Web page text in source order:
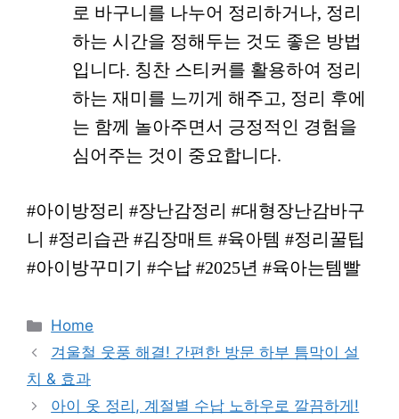
로 바구니를 나누어 정리하거나, 정리
하는 시간을 정해두는 것도 좋은 방법
입니다. 칭찬 스티커를 활용하여 정리
하는 재미를 느끼게 해주고, 정리 후에
는 함께 놀아주면서 긍정적인 경험을
심어주는 것이 중요합니다.
#아이방정리 #장난감정리 #대형장난감바구
니 #정리습관 #김장매트 #육아템 #정리꿀팁
#아이방꾸미기 #수납 #2025년 #육아는템빨
카
테
리
Home
겨울철 웃풍 해결! 간편한 방문 하부 틈막이 설
치 & 효과
아이 옷 정리, 계절별 수납 노하우로 깔끔하게!